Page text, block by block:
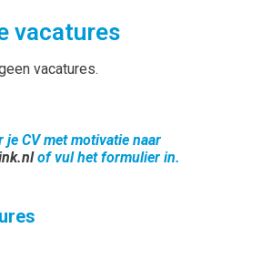
vacatures
vacatures.
CV met motivatie naar
of vul het formulier in.